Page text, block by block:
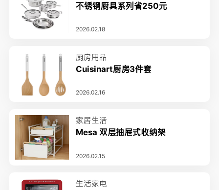
不锈钢厨具系列省250元
2026.02.18
厨房用品
Cuisinart厨房3件套
2026.02.16
家居生活
Mesa 双层抽屉式收纳架
2026.02.15
生活家电